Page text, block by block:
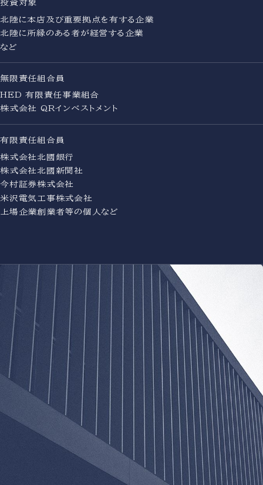
投資対象
北陸に本店及び重要拠点を有する企業
北陸に所縁のある者が経営する企業
など
無限責任組合員
HED 有限責任事業組合
株式会社 QRインベストメント
有限責任組合員
株式会社北國銀行
株式会社北國新聞社
今村証券株式会社
米沢電気工事株式会社
上場企業創業者等の個人など